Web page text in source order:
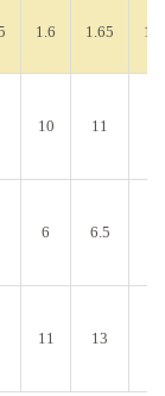
1.6 1.65 1.7
10 11
6 6.5
11 13